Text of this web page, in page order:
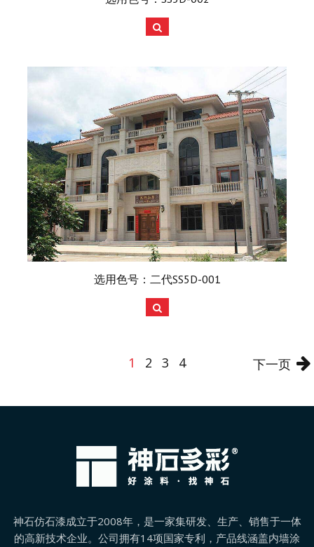
选用色号：二代SS5D-001
1 2 3 4 下一页
神石仿石漆成立于2008年，是一家集研发、生产、销售于一体
的高新技术企业。公司拥有14项国家专利，产品线涵盖内墙涂